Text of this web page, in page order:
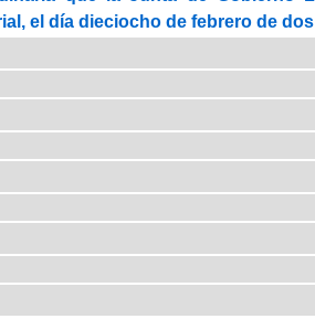
el día dieciocho de febrero de